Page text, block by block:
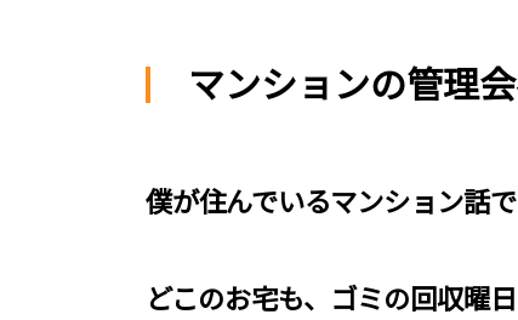
マンションの管理
僕が住んでいるマンション話で
どこのお宅も、ゴミの回収曜